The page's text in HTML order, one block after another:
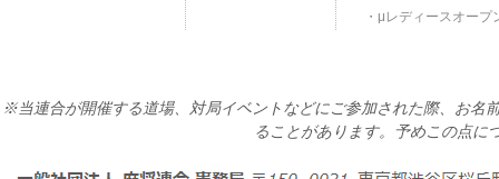
μレディースオープ
※当連合が開催する道場、対局イベントなどにご参加された際、お名
ることがあります。予めこの点に